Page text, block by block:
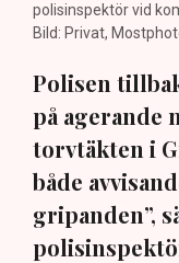
polisinspektör vid
Bild: Privat,
Polisen
på agerande
torvtäkten i
både
gripanden”,